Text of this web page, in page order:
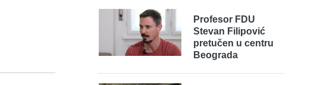
Profesor FDU
Stevan Filipović
pretučen u centru
Beograda